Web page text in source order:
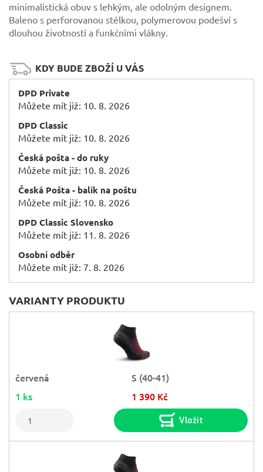
minimalistická obuv s lehkým, ale odolným designem.
Baleno s perforovanou stélkou, polymerovou podešví s
dlouhou životností a funkčními vlákny.
KDY BUDE ZBOŽÍ U VÁS
DPD Private
Můžete mít již: 10. 8. 2026
DPD Classic
Můžete mít již: 10. 8. 2026
Česká pošta - do ruky
Můžete mít již: 10. 8. 2026
Česká Pošta - balík na poštu
Můžete mít již: 10. 8. 2026
DPD Classic Slovensko
Můžete mít již: 11. 8. 2026
Osobní odběr
Můžete mít již: 7. 8. 2026
VARIANTY PRODUKTU
červená
S (40-41)
1 ks
1 390 Kč
Vložit